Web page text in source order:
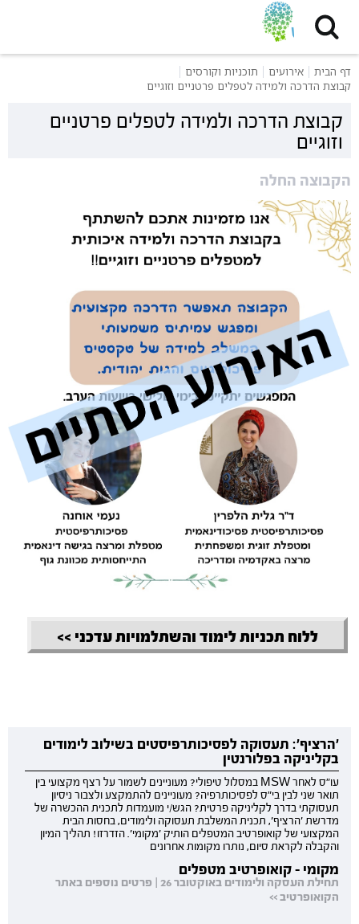
דף הבית אירועים
תוכניות וקורסים
קבוצת הדרכה ולמידה לטפלים פרטניים וזוגיים
קבוצת הדרכה ולמידה לטפלים פרטניים
וזוגיים
הקבוצה החלה
ללוח תכניות לימוד והשתלמויות עדכני >>
'הרציף': תעסוקה לפסיכותרפיסטים בשילוב לימודים
בקליניקה בפלורנטין
עו"ס לאחר MSW במסלול טיפולי? מעוניינים לשמור על רצף מקצועי בין
תואר שני לבין בי"ס לפסיכותרפיה? מעוניינים להתמקצע ולצבור ניסיון
תעסוקתי בדרך לקליניקה פרטית? הגש/י מועמדות לתכנית ההכשרה של
מדרשת 'הרציף', תכנית המשלבת תעסוקה ולימודים, בחסות הבית
המקצועי של קואופרטיב המטפלים הותיק 'מקומי'. הזדרזו! תהליך המיון
והקבלה לקראת סיום, נותרו מקומות אחרונים
מקומי - קואופרטיב מטפלים
תחילת העסקה ולימודים באוקטובר 26 | פרטים נוספים באתר
הקואופרטיב >>